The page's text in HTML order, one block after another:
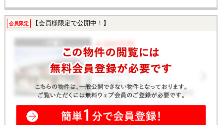
会員限定 【会員様限定で公開中！】